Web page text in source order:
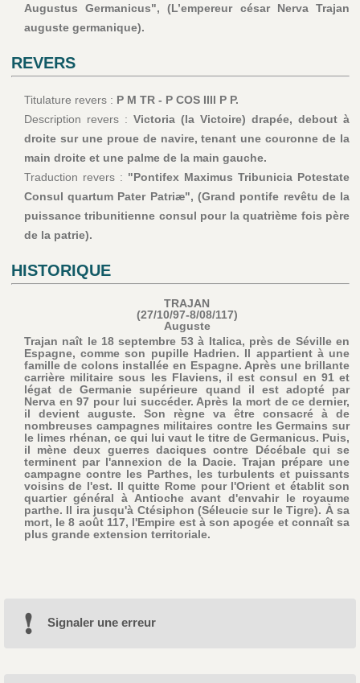
Augustus Germanicus", (L’empereur césar Nerva Trajan
auguste germanique).
REVERS
Titulature revers : P M TR - P COS IIII P P.
Description revers : Victoria (la Victoire) drapée, debout à
droite sur une proue de navire, tenant une couronne de la
main droite et une palme de la main gauche.
Traduction revers : "Pontifex Maximus Tribunicia Potestate
Consul quartum Pater Patriæ", (Grand pontife revêtu de la
puissance tribunitienne consul pour la quatrième fois père
de la patrie).
HISTORIQUE
TRAJAN
(27/10/97-8/08/117)
Auguste
Trajan naît le 18 septembre 53 à Italica, près de Séville en
Espagne, comme son pupille Hadrien. Il appartient à une
famille de colons installée en Espagne. Après une brillante
carrière militaire sous les Flaviens, il est consul en 91 et
légat de Germanie supérieure quand il est adopté par
Nerva en 97 pour lui succéder. Après la mort de ce dernier,
il devient auguste. Son règne va être consacré à de
nombreuses campagnes militaires contre les Germains sur
le limes rhénan, ce qui lui vaut le titre de Germanicus. Puis,
il mène deux guerres daciques contre Décébale qui se
terminent par l'annexion de la Dacie. Trajan prépare une
campagne contre les Parthes, les turbulents et puissants
voisins de l'est. Il quitte Rome pour l'Orient et établit son
quartier général à Antioche avant d'envahir le royaume
parthe. Il ira jusqu'à Ctésiphon (Séleucie sur le Tigre). À sa
mort, le 8 août 117, l'Empire est à son apogée et connaît sa
plus grande extension territoriale.
Signaler une erreur